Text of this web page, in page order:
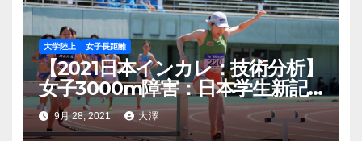
大学陸上 女子長距離
【2021日本インカレ：技術分析】
女子3000m障害：日本学生新記
録に隠された確かな技術
9月 28, 2021 大澤